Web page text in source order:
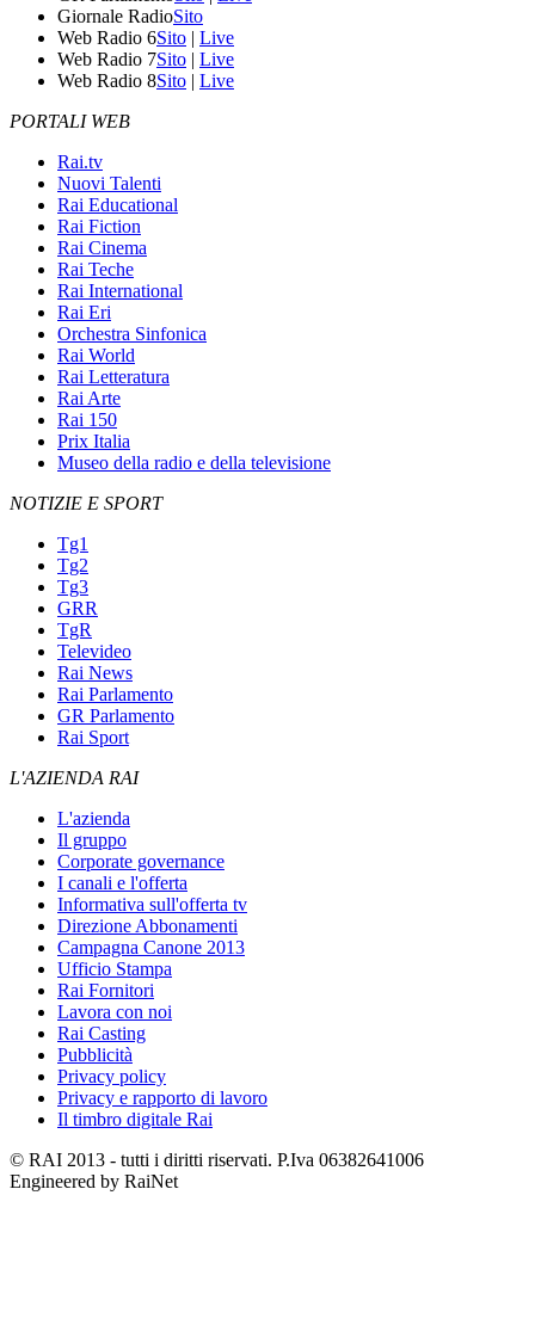
Giornale RadioSito
Web Radio 6Sito | Live
Web Radio 7Sito | Live
Web Radio 8Sito | Live
PORTALI WEB
Rai.tv
Nuovi Talenti
Rai Educational
Rai Fiction
Rai Cinema
Rai Teche
Rai International
Rai Eri
Orchestra Sinfonica
Rai World
Rai Letteratura
Rai Arte
Rai 150
Prix Italia
Museo della radio e della televisione
NOTIZIE E SPORT
Tg1
Tg2
Tg3
GRR
TgR
Televideo
Rai News
Rai Parlamento
GR Parlamento
Rai Sport
L'AZIENDA RAI
L'azienda
Il gruppo
Corporate governance
I canali e l'offerta
Informativa sull'offerta tv
Direzione Abbonamenti
Campagna Canone 2013
Ufficio Stampa
Rai Fornitori
Lavora con noi
Rai Casting
Pubblicità
Privacy policy
Privacy e rapporto di lavoro
Il timbro digitale Rai
© RAI 2013 - tutti i diritti riservati. P.Iva 06382641006
Engineered by RaiNet